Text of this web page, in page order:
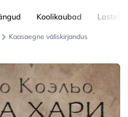
Koolikaubad Lastele
Kaasaegne väliskirjandus